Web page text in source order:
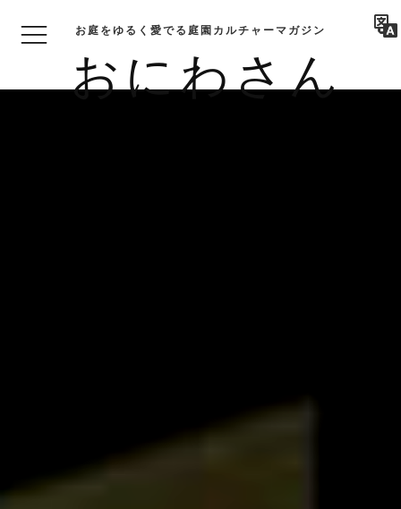
おにわさん
お庭をゆるく愛でる庭園カルチャーマガジン